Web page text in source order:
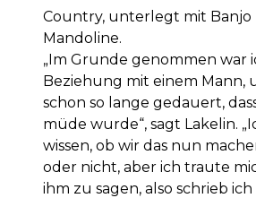
Country, unterlegt mit Banjo
Mandoline.
„Im Grunde genommen war
Beziehung mit einem Mann,
schon so lange gedauert,
müde wurde“, sagt Lakelin.
wissen, ob wir das nun
oder nicht, aber ich traute
ihm zu sagen, also schrieb ich